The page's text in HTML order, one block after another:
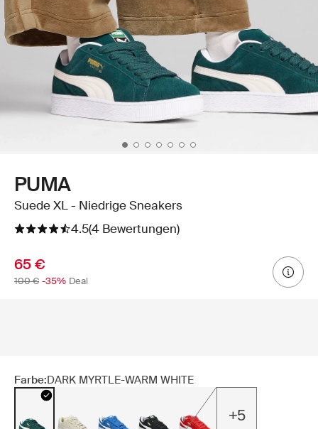
PUMA
Suede XL - Niedrige Sneakers
4.5(4 Bewertungen)
65 €
100 € -35% Deal
Farbe:DARK MYRTLE-WARM WHITE
+5